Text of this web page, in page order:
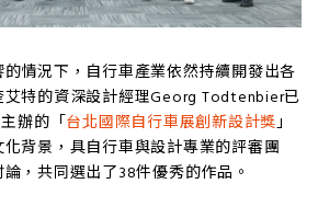
情況下，自行車產業依然持續開發出各
特的資深設計經理Georg Todtenbier已
辦的「台北國際自行車展創新設計獎」
背景，具自行車與設計專業的評審團
，共同選出了38件優秀的作品。